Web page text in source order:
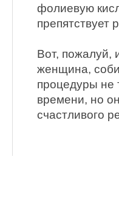
фолиевую
препятствует
Вот, пожалуй,
женщина,
процедуры не
времени, но
счастливого